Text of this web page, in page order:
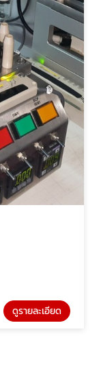
ดูรายละเอียด